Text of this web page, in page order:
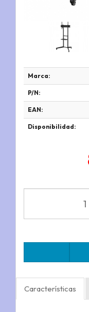
Marca:
P/N:
EAN:
Disponibilidad:
Características